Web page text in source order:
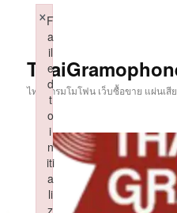
ไทยแกรมโมโฟน เว็บซื้อขาย แผ่นเสี
F
a
il
e
d
t
o
i
n
iti
a
li
z
×